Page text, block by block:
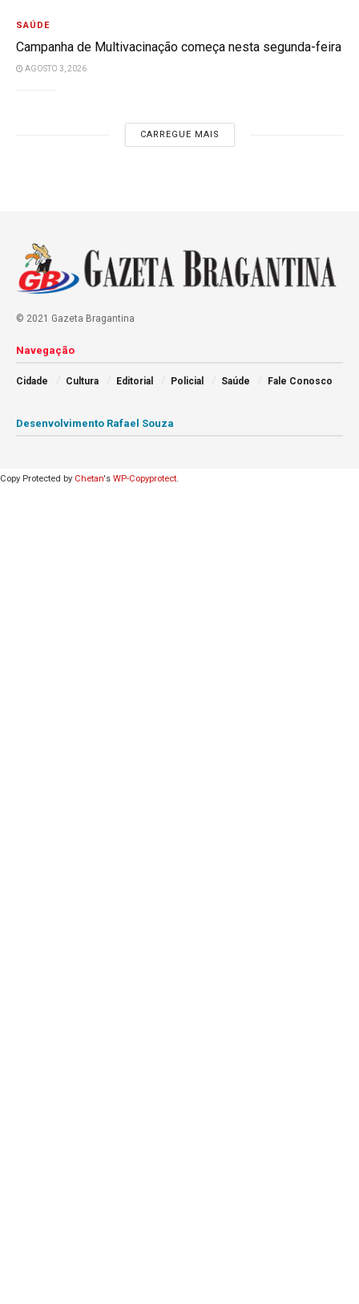
SAÚDE
Campanha de Multivacinação começa nesta segunda-feira
AGOSTO 3, 2026
CARREGUE MAIS
© 2021 Gazeta Bragantina
Navegação
Cidade Cultura Editorial Policial Saúde Fale Conosco
Desenvolvimento Rafael Souza
Copy Protected by Chetan's WP-Copyprotect.